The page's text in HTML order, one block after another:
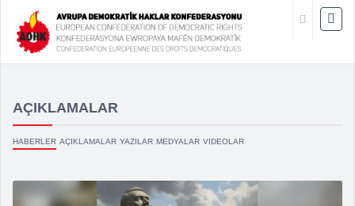
AÇIKLAMALAR
HABERLER AÇIKLAMALAR YAZILAR MEDYALAR VIDEOLAR